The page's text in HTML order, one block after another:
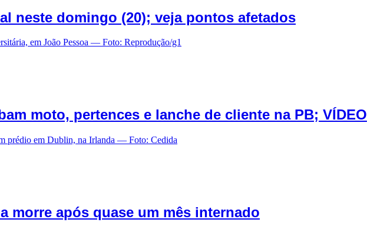
neste domingo (20); veja pontos afetados
moto, pertences e lanche de cliente na PB; VÍDEO
morre após quase um mês internado